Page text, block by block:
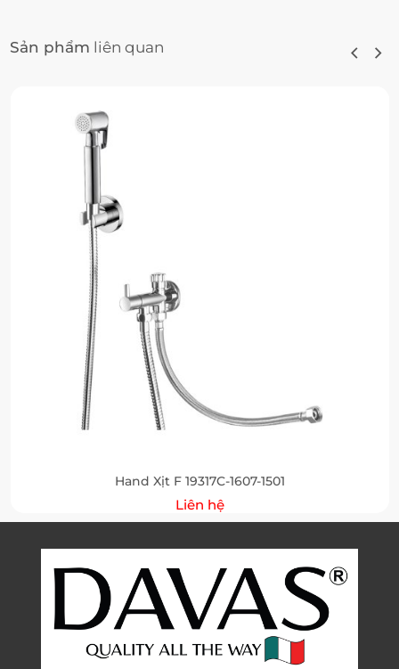
Sản phẩm liên quan
Hand Xịt F 19317C-1607-1501
Liên hệ